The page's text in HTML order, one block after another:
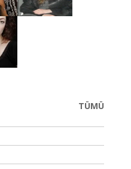
TÜMÜ